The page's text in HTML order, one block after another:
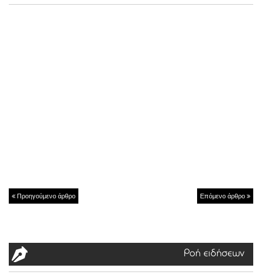
Προηγούμενο άρθρο Επόμενο άρθρο
Ροή ειδήσεων